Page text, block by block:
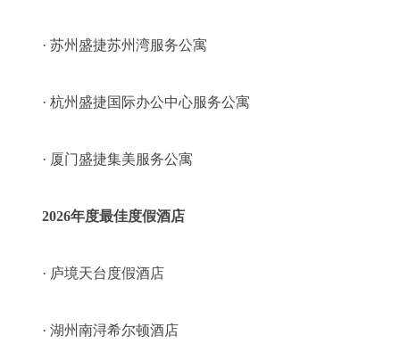
· 苏州盛捷苏州湾服务公寓
· 杭州盛捷国际办公中心服务公寓
· 厦门盛捷集美服务公寓
2026年度最佳度假酒店
· 庐境天台度假酒店
· 湖州南浔希尔顿酒店